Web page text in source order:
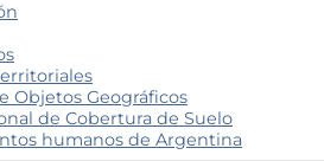
Objetos Geográficos
de Cobertura de Suelo
humanos de Argentina